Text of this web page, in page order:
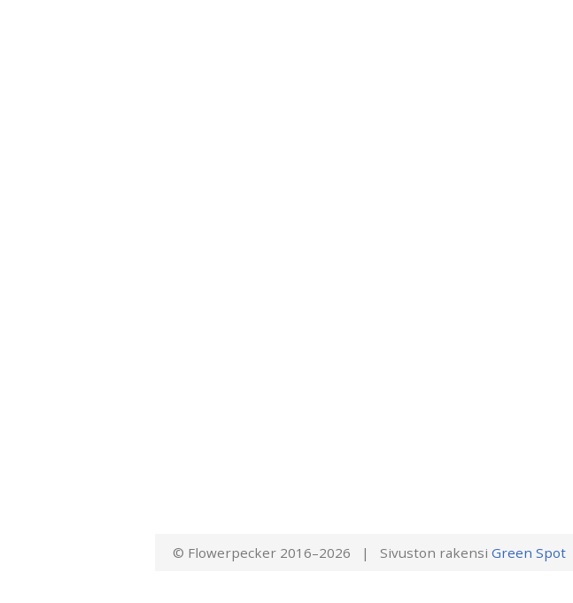
© Flowerpecker 2016–2026 | Sivuston rakensi Green Spot